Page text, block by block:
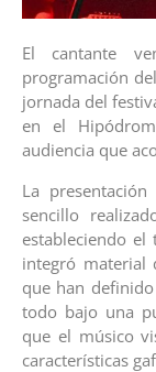
El cantante
programación
jornada del
en el
audiencia que
La
sencillo
estableciendo
integró material
que han
todo bajo una
que el músico
características